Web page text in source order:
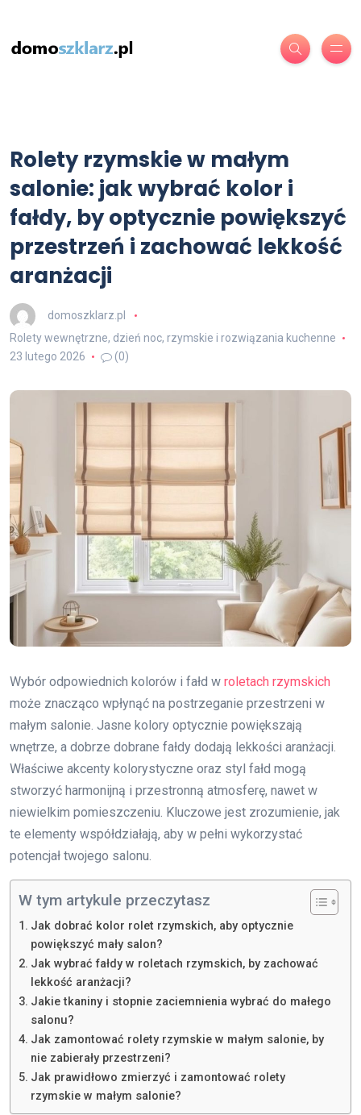
Rolety rzymskie w małym
salonie: jak wybrać kolor i
fałdy, by optycznie powiększyć
przestrzeń i zachować lekkość
aranżacji
domoszklarz.pl
Rolety wewnętrzne, dzień noc, rzymskie i rozwiązania kuchenne
23 lutego 2026
(0)
Wybór odpowiednich kolorów i fałd w roletach rzymskich
może znacząco wpłynąć na postrzeganie przestrzeni w
małym salonie. Jasne kolory optycznie powiększają
wnętrze, a dobrze dobrane fałdy dodają lekkości aranżacji.
Właściwe akcenty kolorystyczne oraz styl fałd mogą
stworzyć harmonijną i przestronną atmosferę, nawet w
niewielkim pomieszczeniu. Kluczowe jest zrozumienie, jak
te elementy współdziałają, aby w pełni wykorzystać
potencjał twojego salonu.
W tym artykule przeczytasz
Jak dobrać kolor rolet rzymskich, aby optycznie
powiększyć mały salon?
Jak wybrać fałdy w roletach rzymskich, by zachować
lekkość aranżacji?
Jakie tkaniny i stopnie zaciemnienia wybrać do małego
salonu?
Jak zamontować rolety rzymskie w małym salonie, by
nie zabierały przestrzeni?
Jak prawidłowo zmierzyć i zamontować rolety
rzymskie w małym salonie?